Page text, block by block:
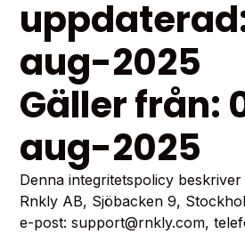
aug-2025
Gäller från:
aug-2025
Denna integritetspolicy
Rnkly AB, Sjöbacken 9,
e-post: support@rnkly.com,